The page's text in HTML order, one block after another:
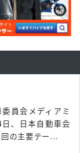
員会メディアミ
、日本自動車会
の主要テー...